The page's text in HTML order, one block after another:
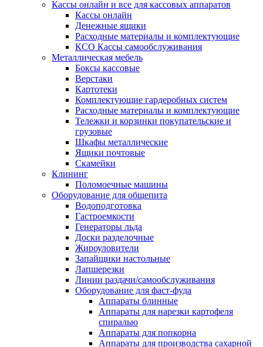
Кассы онлайн и все для кассовых аппаратов
Кассы онлайн
Денежные ящики
Расходные материалы и комплектующие
КСО Кассы самообслуживания
Металлическая мебель
Боксы кассовые
Верстаки
Картотеки
Комплектующие гардеробных систем
Расходные материалы и комплектующие
Тележки и корзинки покупательские и
грузовые
Шкафы металлические
Ящики почтовые
Скамейки
Клининг
Поломоечные машины
Оборудование для общепита
Водоподготовка
Гастроемкости
Генераторы льда
Доски разделочные
Жироуловители
Запайщики настольные
Лапшерезки
Линии раздачи/самообслуживания
Оборудование для фаст-фуда
Аппараты блинные
Аппараты для нарезки картофеля
спиралью
Аппараты для попкорна
Аппараты для производства сахарной